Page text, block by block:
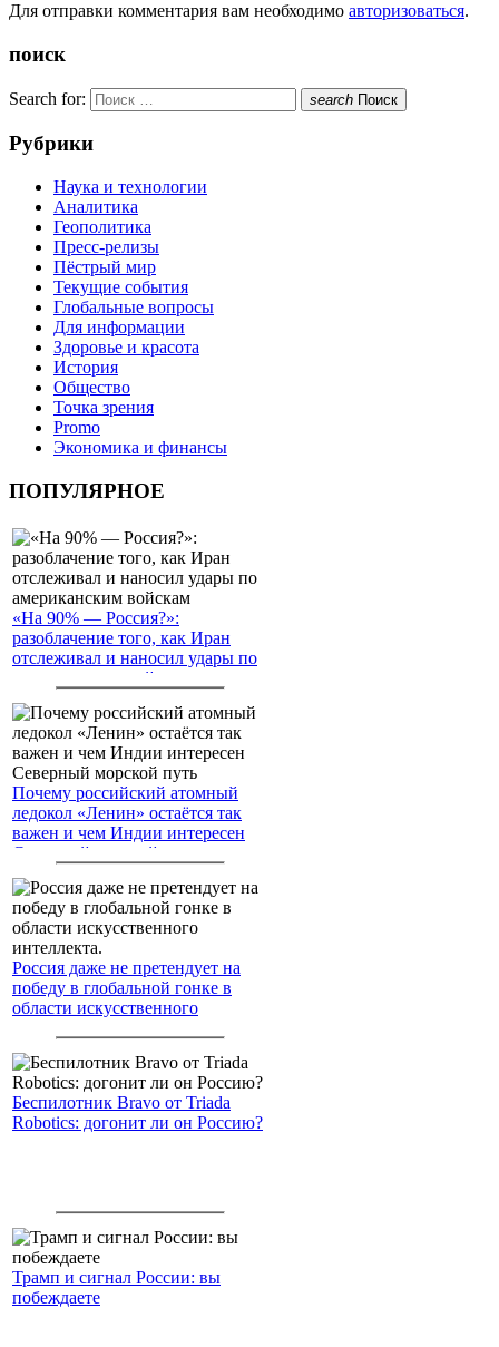
Для отправки комментария вам необходимо авторизоваться.
поиск
Search for: search Поиск
Рубрики
Наука и технологии
Аналитика
Геополитика
Пресс-релизы
Пёстрый мир
Текущие события
Глобальные вопросы
Для информации
Здоровье и красота
История
Общество
Точка зрения
Promo
Экономика и финансы
ПОПУЛЯРНОЕ
«На 90% — Россия?»:
разоблачение того, как Иран
отслеживал и наносил удары по
американским войскам
Почему российский атомный
ледокол «Ленин» остаётся так
важен и чем Индии интересен
Северный морской путь
Россия даже не претендует на
победу в глобальной гонке в
области искусственного
Беспилотник Bravo от Triada
Robotics: догонит ли он Россию?
Трамп и сигнал России: вы
побеждаете